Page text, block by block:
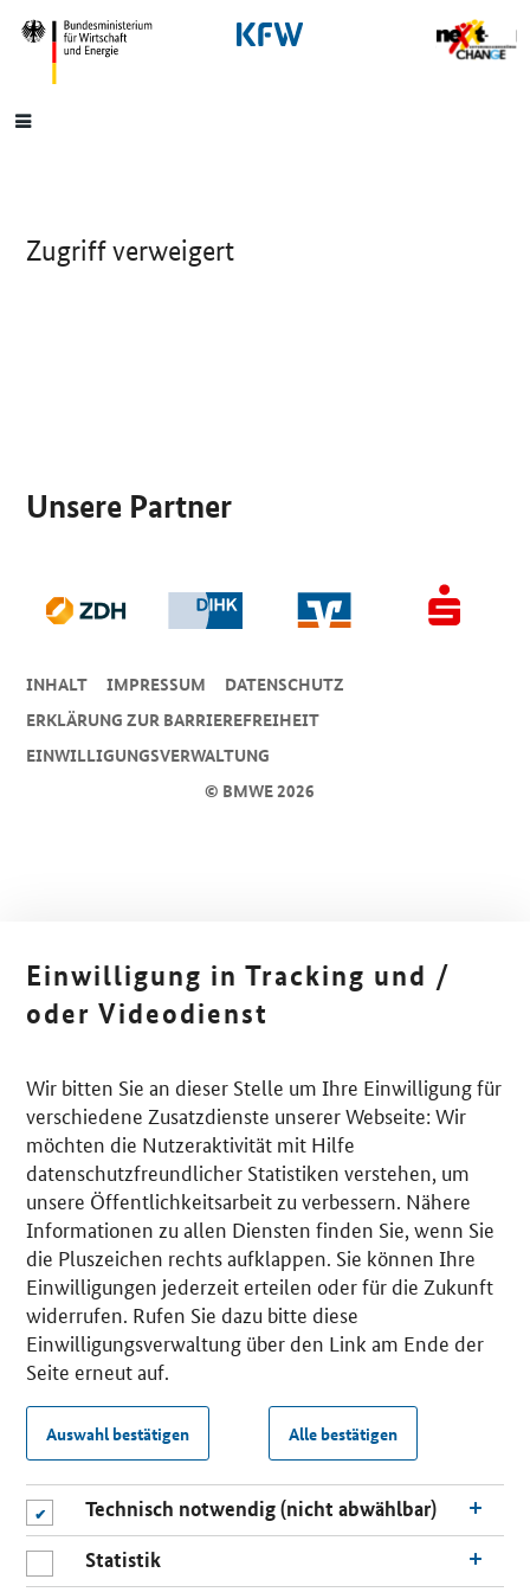
SrOnlyNavigation
Hauptmenü
Zugriff verweigert
Unsere Partner
© BMWE 2026
INHALT IMPRESSUM
DA­TEN­SCHUTZ
ERKLÄRUNG ZUR BARRIEREFREIHEIT
EINWILLIGUNGSVERWALTUNG
Einwilligung in Tracking und /
oder Videodienst
Wir bitten Sie an dieser Stelle um Ihre Einwilligung für
verschiedene Zusatzdienste unserer Webseite: Wir
möchten die Nutzeraktivität mit Hilfe
datenschutzfreundlicher Statistiken verstehen, um
unsere Öffentlichkeitsarbeit zu verbessern. Nähere
Informationen zu allen Diensten finden Sie, wenn Sie
die Pluszeichen rechts aufklappen. Sie können Ihre
Einwilligungen jederzeit erteilen oder für die Zukunft
widerrufen. Rufen Sie dazu bitte diese
Einwilligungsverwaltung über den Link am Ende der
Seite erneut auf.
Auswahl bestätigen Alle bestätigen
Technisch notwendig (nicht abwählbar)
Statistik